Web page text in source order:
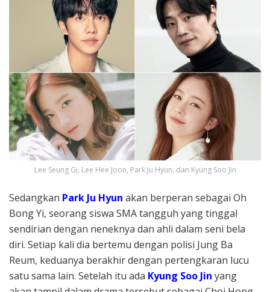
Lee Seung Gi, Lee Hee Joon, Park Ju Hyun, dan Kyung Soo Jin
Sedangkan Park Ju Hyun akan berperan sebagai Oh
Bong Yi, seorang siswa SMA tangguh yang tinggal
sendirian dengan neneknya dan ahli dalam seni bela
diri. Setiap kali dia bertemu dengan polisi Jung Ba
Reum, keduanya berakhir dengan pertengkaran lucu
satu sama lain. Setelah itu ada Kyung Soo Jin yang